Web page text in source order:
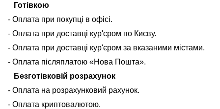
Готівкою
- Оплата при покупці в офісі.
- Оплата при доставці кур'єром по Києву.
- Оплата при доставці кур'єром за вказаними містами.
- Оплата післяплатою «Нова Пошта».
Безготівковій розрахунок
- Оплата на розрахунковий рахунок.
- Оплата криптовалютою.